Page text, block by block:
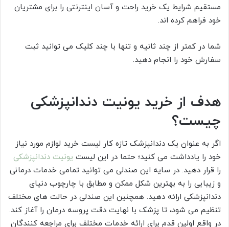
مستقیم شرایط یک خرید راحت و آسان اینترنتی را برای مشتریان
خود فراهم کرده اند.
شما در کمتر از چند ثانیه و تنها با چند کلیک می توانید ثبت
سفارش خود را انجام دهید.
هدف از خرید یونیت دندانپزشکی
چیست؟
اگر به عنوان یک دندانپزشک تازه کار لیست خرید لوازم مورد نیاز
خود را یادداشت می کنید؛ حتما در این لیست یونیت دندانپزشکی
را قرار دهید. در سایه این صندلی می توانید تمامی خدمات درمانی
و زیبایی را به بهترین شکل ممکن و مطابق با چارچوب دنیای
دندانپزشکی ارائه دهید. همچنین این صندلی در حالت های مختلف
تنظیم می شود، تا پزشک با نهایت دقت پروسه درمان را آغاز کند.
در واقع اولین قدم برای ارائه خدمات مختلف برای مراجعه کنندگان